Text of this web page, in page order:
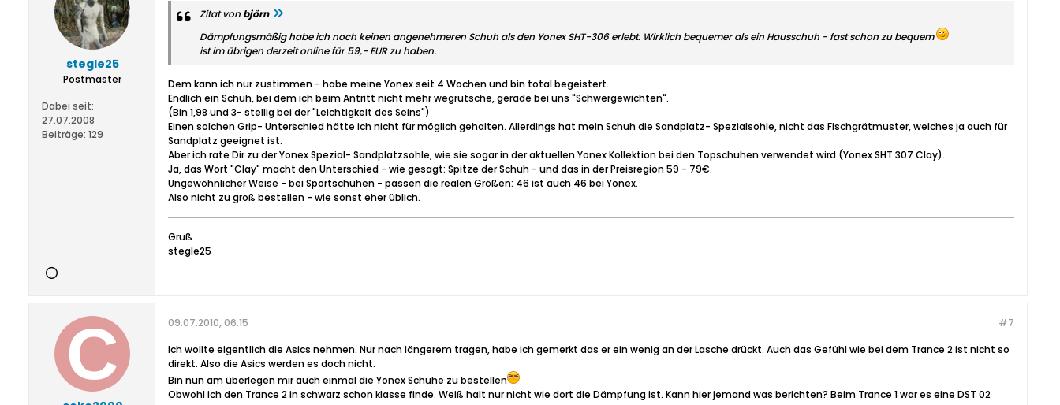
stegle25
Postmaster
Dabei seit:
27.07.2008
Beiträge: 129
Zitat vonbjörn
Dämpfungsmäßig habe ich noch keinen angenehmeren Schuh als den Yonex SHT-306 erlebt. Wirklich bequemer als ein Hausschuh - fast schon zu bequem
ist im übrigen derzeit online für 59,- EUR zu haben.
Dem kann ich nur zustimmen - habe meine Yonex seit 4 Wochen und bin total begeistert.
Endlich ein Schuh, bei dem ich beim Antritt nicht mehr wegrutsche, gerade bei uns "Schwergewichten".
(Bin 1,98 und 3- stellig bei der "Leichtigkeit des Seins")
Einen solchen Grip- Unterschied hätte ich nicht für möglich gehalten. Allerdings hat mein Schuh die Sandplatz- Spezialsohle, nicht das Fischgrätmuster, welches ja auch für
Sandplatz geeignet ist.
Aber ich rate Dir zu der Yonex Spezial- Sandplatzsohle, wie sie sogar in der aktuellen Yonex Kollektion bei den Topschuhen verwendet wird (Yonex SHT 307 Clay).
Ja, das Wort "Clay" macht den Unterschied - wie gesagt: Spitze der Schuh - und das in der Preisregion 59 - 79€.
Ungewöhnlicher Weise - bei Sportschuhen - passen die realen Größen: 46 ist auch 46 bei Yonex.
Also nicht zu groß bestellen - wie sonst eher üblich.
Gruß
stegle25
#7
09.07.2010, 06:15
Ich wollte eigentlich die Asics nehmen. Nur nach längerem tragen, habe ich gemerkt das er ein wenig an der Lasche drückt. Auch das Gefühl wie bei dem Trance 2 ist nicht so
direkt. Also die Asics werden es doch nicht.
Bin nun am überlegen mir auch einmal die Yonex Schuhe zu bestellen
Obwohl ich den Trance 2 in schwarz schon klasse finde. Weiß halt nur nicht wie dort die Dämpfung ist. Kann hier jemand was berichten? Beim Trance 1 war es eine DST 02